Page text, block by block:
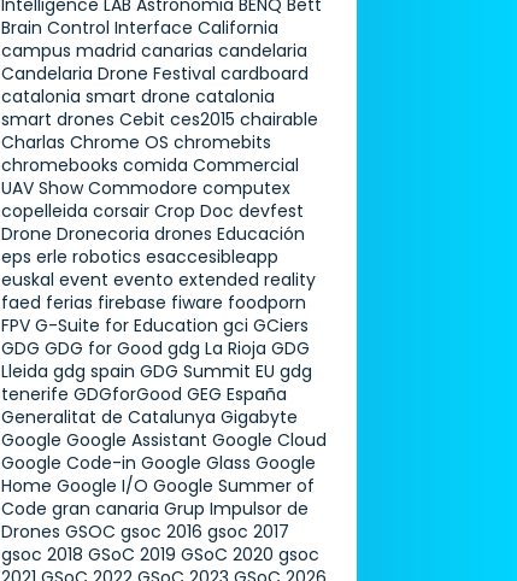
Intelligence LAB Astronomia BENQ Bett
Brain Control Interface California
campus madrid canarias candelaria
Candelaria Drone Festival cardboard
catalonia smart drone catalonia
smart drones Cebit ces2015 chairable
Charlas Chrome OS chromebits
chromebooks comida Commercial
UAV Show Commodore computex
copelleida corsair Crop Doc devfest
Drone Dronecoria drones Educación
eps erle robotics esaccesibleapp
euskal event evento extended reality
faed ferias firebase fiware foodporn
FPV G-Suite for Education gci GCiers
GDG GDG for Good gdg La Rioja GDG
Lleida gdg spain GDG Summit EU gdg
tenerife GDGforGood GEG España
Generalitat de Catalunya Gigabyte
Google Google Assistant Google Cloud
Google Code-in Google Glass Google
Home Google I/O Google Summer of
Code gran canaria Grup Impulsor de
Drones GSOC gsoc 2016 gsoc 2017
gsoc 2018 GSoC 2019 GSoC 2020 gsoc